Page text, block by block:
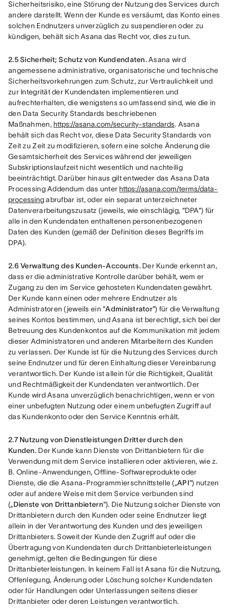
Sicherheitsrisiko, eine Störung der Nutzung des Services durch
andere darstellt. Wenn der Kunde es versäumt, das Konto eines
solchen Endnutzers unverzüglich zu suspendieren oder zu
kündigen, behält sich Asana das Recht vor, dies zu tun.
2.5 Sicherheit; Schutz von Kundendaten. Asana wird
angemessene administrative, organisatorische und technische
Sicherheitsvorkehrungen zum Schutz, zur Vertraulichkeit und
zur Integrität der Kundendaten implementieren und
aufrechterhalten, die wenigstens so umfassend sind, wie die in
den Data Security Standards beschriebenen
Maßnahmen, https://asana.com/security-standards. Asana
behält sich das Recht vor, diese Data Security Standards von
Zeit zu Zeit zu modifizieren, sofern eine solche Änderung die
Gesamtsicherheit des Services während der jeweiligen
Subskriptionslaufzeit nicht wesentlich und nachteilig
beeinträchtigt. Darüber hinaus gilt entweder das Asana Data
Processing Addendum das unter https://asana.com/terms/data-
processing abrufbar ist, oder ein separat unterzeichneter
Datenverarbeitungszusatz (jeweils, wie einschlägig, “DPA”) für
alle in den Kundendaten enthaltenen personenbezogenen
Daten des Kunden (gemäß der Definition dieses Begriffs im
DPA).
2.6 Verwaltung des Kunden-Accounts. Der Kunde erkennt an,
dass er die administrative Kontrolle darüber behält, wem er
Zugang zu den im Service gehosteten Kundendaten gewährt.
Der Kunde kann einen oder mehrere Endnutzer als
Administratoren (jeweils ein "Administrator") für die Verwaltung
seines Kontos bestimmen, und Asana ist berechtigt, sich bei der
Betreuung des Kundenkontos auf die Kommunikation mit jedem
dieser Administratoren und anderen Mitarbeitern des Kunden
zu verlassen. Der Kunde ist für die Nutzung des Services durch
seine Endnutzer und für deren Einhaltung dieser Vereinbarung
verantwortlich. Der Kunde ist allein für die Richtigkeit, Qualität
und Rechtmäßigkeit der Kundendaten verantwortlich. Der
Kunde wird Asana unverzüglich benachrichtigen, wenn er von
einer unbefugten Nutzung oder einem unbefugten Zugriff auf
das Kundenkonto oder den Service Kenntnis erhält.
2.7 Nutzung von Dienstleistungen Dritter durch den
Kunden. Der Kunde kann Dienste von Drittanbietern für die
Verwendung mit dem Service installieren oder aktivieren, wie z.
B. Online-Anwendungen, Offline-Softwareprodukte oder
Dienste, die die Asana-Programmierschnittstelle („API") nutzen
oder auf andere Weise mit dem Service verbunden sind
(„Dienste von Drittanbietern"). Die Nutzung solcher Dienste von
Drittanbietern durch den Kunden oder seine Endnutzer liegt
allein in der Verantwortung des Kunden und des jeweiligen
Drittanbieters. Soweit der Kunde den Zugriff auf oder die
Übertragung von Kundendaten durch Drittanbieterleistungen
genehmigt, gelten die Bedingungen für diese
Drittanbieterleistungen. In keinem Fall ist Asana für die Nutzung,
Offenlegung, Änderung oder Löschung solcher Kundendaten
oder für Handlungen oder Unterlassungen seitens dieser
Drittanbieter oder deren Leistungen verantwortlich.